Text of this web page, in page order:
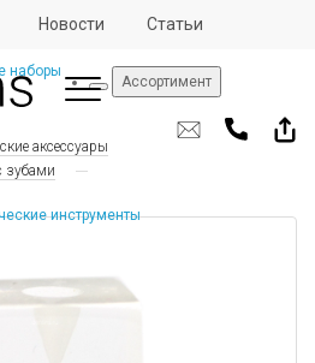
Новости Статьи
Ассортимент
наборы
инструменты
аксессуары
зубами